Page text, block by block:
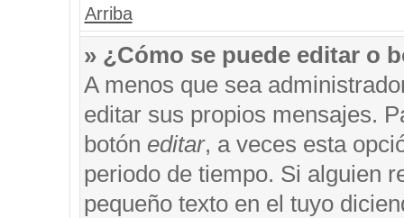
Arriba
» ¿Cómo se puede editar o
A menos que sea
editar sus propios mensajes.
botón editar, a veces esta
periodo de tiempo. Si alguien
pequeño texto en el tuyo